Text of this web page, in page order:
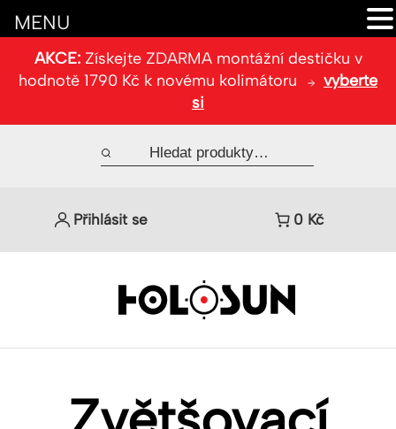
AKCE:Získejte ZDARMA montážní destičku v
hodnotě 1790 Kč k novému kolimátoru
vyberte
si
Přihlásit se 0 Kč
MENU